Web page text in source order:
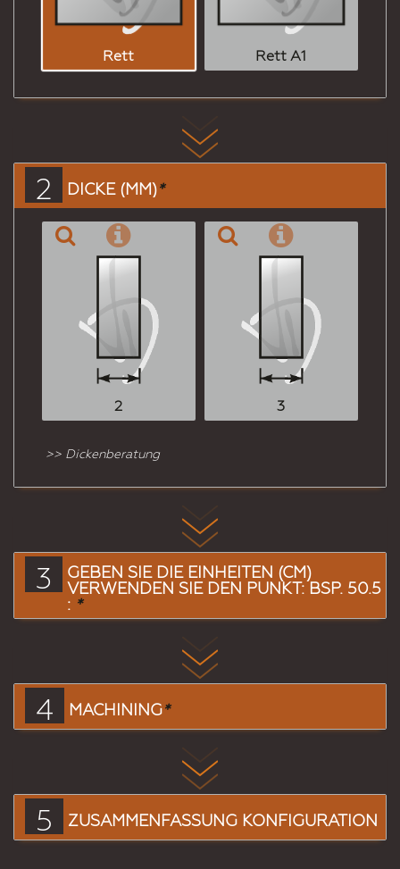
Rett Rett A1
2 DICKE (MM)*
2 3
>> Dickenberatung
3
GEBEN SIE DIE EINHEITEN (CM)
VERWENDEN SIE DEN PUNKT: BSP. 50.5
: *
4 MACHINING*
5 ZUSAMMENFASSUNG KONFIGURATION